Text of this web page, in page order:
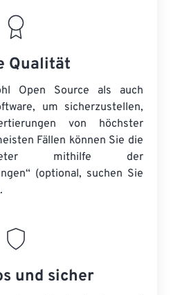
Qualität
Open Source als auch
um sicherzustellen,
von höchster
Fällen können Sie die
mithilfe der
(optional, suchen Sie
und sicher